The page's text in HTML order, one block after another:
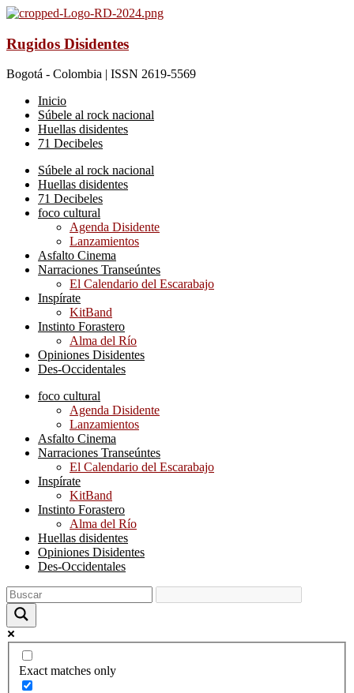
Rugidos Disidentes
Bogotá - Colombia | ISSN 2619-5569
Inicio
Súbele al rock nacional
Huellas disidentes
71 Decibeles
Súbele al rock nacional
Huellas disidentes
71 Decibeles
foco cultural
Agenda Disidente
Lanzamientos
Asfalto Cinema
Narraciones Transeúntes
El Calendario del Escarabajo
Inspírate
KitBand
Instinto Forastero
Alma del Río
Opiniones Disidentes
Des-Occidentales
foco cultural
Agenda Disidente
Lanzamientos
Asfalto Cinema
Narraciones Transeúntes
El Calendario del Escarabajo
Inspírate
KitBand
Instinto Forastero
Alma del Río
Huellas disidentes
Opiniones Disidentes
Des-Occidentales
Exact matches only